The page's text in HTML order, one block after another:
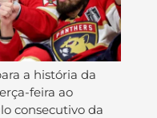
a história da
feira ao
consecutivo da